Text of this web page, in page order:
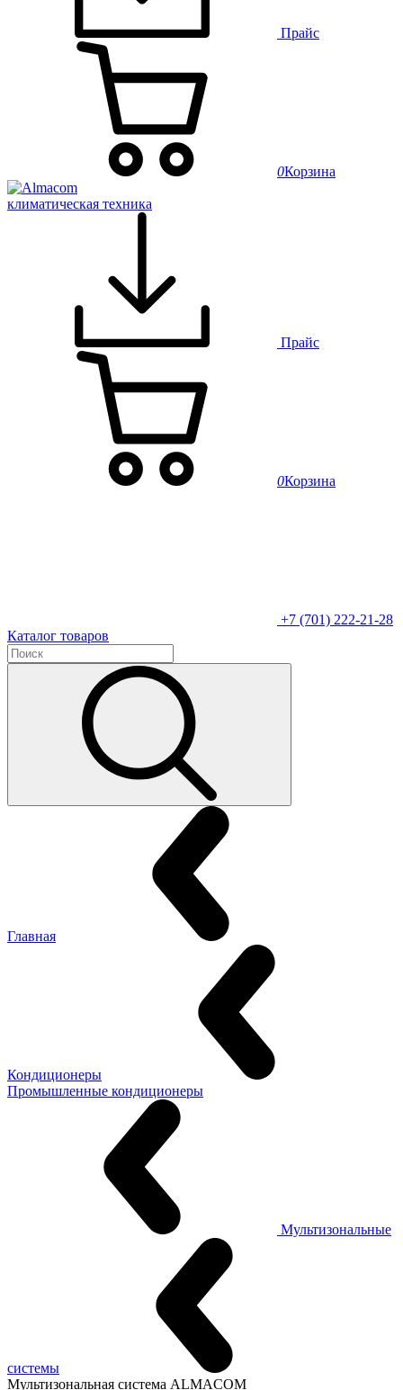
Прайс
0Корзина
климатическая техника
Прайс
0Корзина
+7 (701) 222-21-28
Каталог товаров
Главная
Кондиционеры
Промышленные кондиционеры
Мультизональные
системы
Мультизональная система ALMACOM